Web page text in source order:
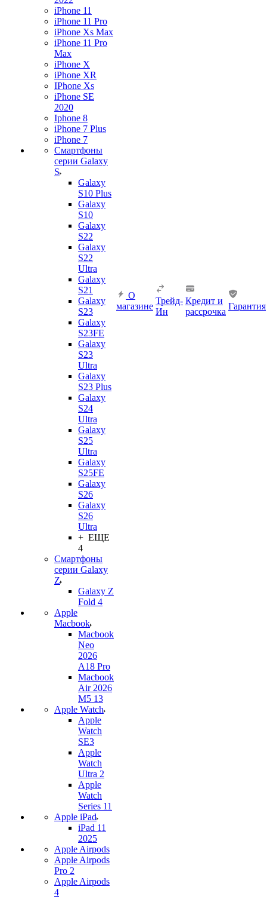
iPhone 11
iPhone 11 Pro
iPhone Xs Max
iPhone 11 Pro
Max
iPhone X
iPhone XR
IPhone Xs
iPhone SE
2020
Iphone 8
iPhone 7 Plus
iPhone 7
Смартфоны
серии Galaxy
S
Galaxy
S10 Plus
Galaxy
S10
Galaxy
S22
Galaxy
S22
Ultra
Galaxy
S21
Galaxy
S23
Galaxy
S23FE
Galaxy
S23
Ultra
Galaxy
S23 Plus
Galaxy
S24
Ultra
Galaxy
S25
Ultra
Galaxy
S25FE
Galaxy
S26
Galaxy
S26
Ultra
+ ЕЩЕ
4
Смартфоны
серии Galaxy
Z
Galaxy Z
Fold 4
Apple
Macbook
Macbook
Neo
2026
A18 Pro
Macbook
Air 2026
M5 13
Apple Watch
Apple
Watch
SE3
Apple
Watch
Ultra 2
Apple
Watch
Series 11
Apple iPad
iPad 11
2025
Apple Airpods
Apple Airpods
Pro 2
Apple Airpods
4
О
магазине
Трейд-
Ин
Кредит и
рассрочка
Гарантия